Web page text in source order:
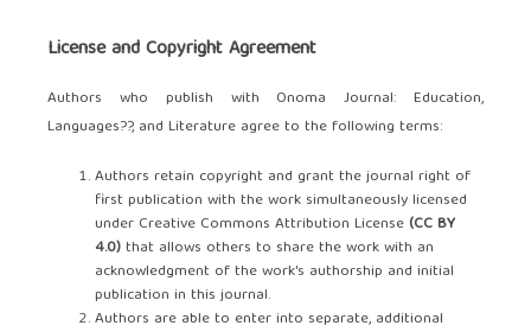
License and Copyright Agreement
Authors who publish with Onoma Journal: Education,
Languages??, and Literature agree to the following terms:
Authors retain copyright and grant the journal right of
first publication with the work simultaneously licensed
under Creative Commons Attribution License (CC BY
4.0)that allows others to share the work with an
acknowledgment of the work's authorship and initial
publication in this journal.
Authors are able to enter into separate, additional